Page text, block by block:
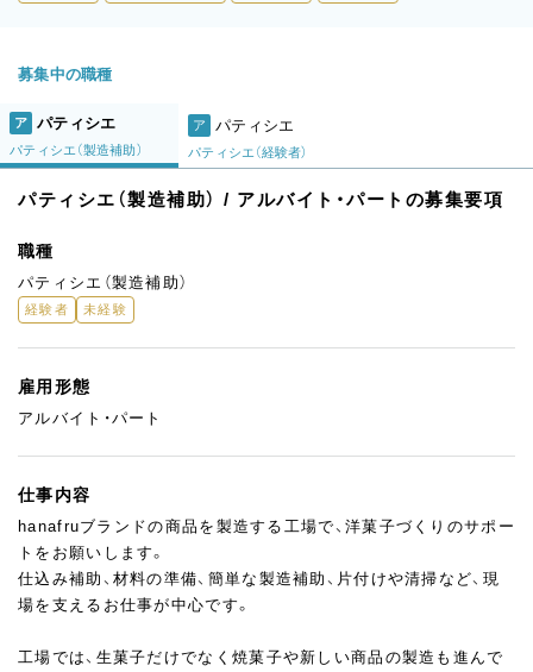
募集中の職種
ア パティシエ
パティシエ（製造補助）
ア パティシエ
パティシエ（経験者）
パティシエ（製造補助） / アルバイト・パートの募集要項
職種
パティシエ（製造補助）
経験者 未経験
雇用形態
アルバイト・パート
仕事内容
hanafruブランドの商品を製造する工場で、洋菓子づくりのサポー
トをお願いします。
仕込み補助、材料の準備、簡単な製造補助、片付けや清掃など、現
場を支えるお仕事が中心です。
工場では、生菓子だけでなく焼菓子や新しい商品の製造も進んで